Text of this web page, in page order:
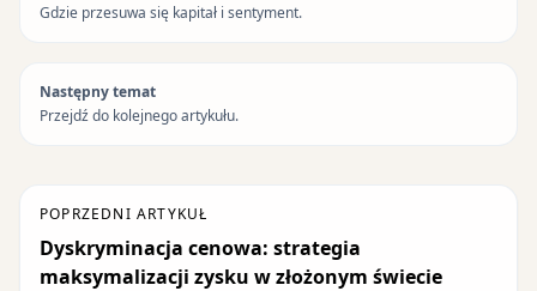
Gdzie przesuwa się kapitał i sentyment.
Następny temat
Przejdź do kolejnego artykułu.
POPRZEDNI ARTYKUŁ
Dyskryminacja cenowa: strategia
maksymalizacji zysku w złożonym świecie